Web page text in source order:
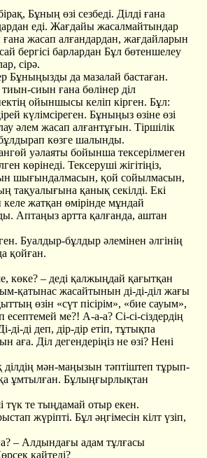
Бұның өзі сезбеді. Ділді ғана
еді. Жағдайы жасалмайтындар
жасап алғандардан, жағдайларын
бергісі барлардан Бұл бөтеншелеу
сірә.
Бұныңызды да мазалай бастаған.
сиын ғана бөлінер діл
ойыншысы келіп кірген. Бұл:
күлімсіреген. Бұныңыз өзіне өзі
әлем жасап алғантұғын. Тіршілік
көзге шалынды.
уәлаяты бойынша тексерілмеген
көрінеді. Тексеруші жігітіңіз,
шығындалмасын, қой сойылмасын,
тақуалығына қанық секілді. Екі
жатқан өмірінде мұндай
Аптаңыз артта қалғанда, аштан
Буалдыр-бұлдыр әлемінен әлгінің
қойған.
көке? – деді қалжыңдай қағытқан
қатынас жасайтынын ді-ді-діл жағы
өзін «сүт пісірім», «бие сауым»,
ме?! А-а-а? Сі-сі-сіздердің
ді деп, дір-дір етіп, тұтықпа
аға. Діл дегендеріңіз не өзі? Нені
мән-маңызын тәптіштеп тұрып-
ұмтылған. Бұлыңғырлықтан
түк те тыңдамай отыр екен.
жүріпті. Бұл әңгімесін кілт үзіп,
– Алдындағы адам тұлғасы
қайтеді?